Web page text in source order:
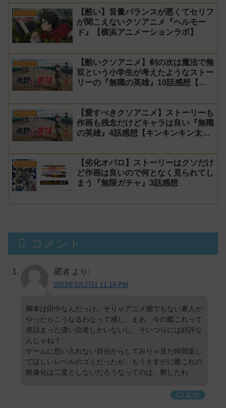
クソアニメ
【酷い】音量バランスが悪くてセリフ
が聞こえないクソアニメ『ヘルモー
ド』【横浜アニメーションラボ】
クソアニメ
【酷いクソアニメ】剣の次は魔法で無
双という小学生が考えたようなストー
リーの『無職の英雄』10話感想【キ
クソアニメ
【愛すべきクソアニメ】ストーリーも
作画も残念だけどキャラは良い『無職
の英雄』4話感想【キンキンキン太
クソアニメ
【劣化オバロ】ストーリーはクソだけ
ど作画は良いので何となく見られてし
まう『無限ガチャ』3話感想
コメント
匿名 より:
2023年3月27日 11:14 PM
脚本は田中なんだっけ。そりゃアニメ畑でもない素人が
やったらこうなるわなって感じ。まあ、今の艦これって
煮詰まった濃い信者しかいないし、そいつらには好評な
んじゃね？
ゲームに思い入れない自分からしてみりゃ見た時間返し
てほしいレベルのゴミだったが。もうさすがに艦これの
映像化は二度としないだろうなってのは、察したわ
返信